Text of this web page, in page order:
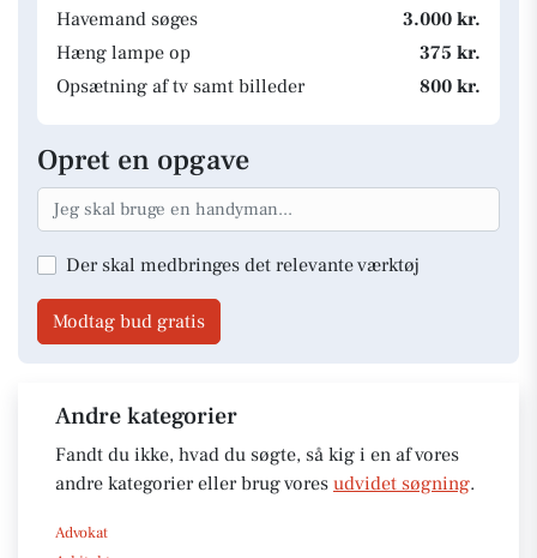
Havemand søges
3.000 kr.
Hæng lampe op
375 kr.
Opsætning af tv samt billeder
800 kr.
Opret en opgave
Der skal medbringes det relevante værktøj
Modtag bud gratis
Andre kategorier
Fandt du ikke, hvad du søgte, så kig i en af vores
andre kategorier eller brug vores udvidet søgning.
Advokat